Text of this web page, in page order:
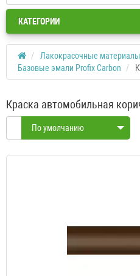
КАТЕГОРИИ
Лакокрасочные материалы
Базовые эмали Profix Carbon
Краска автомобильная
По умолчанию